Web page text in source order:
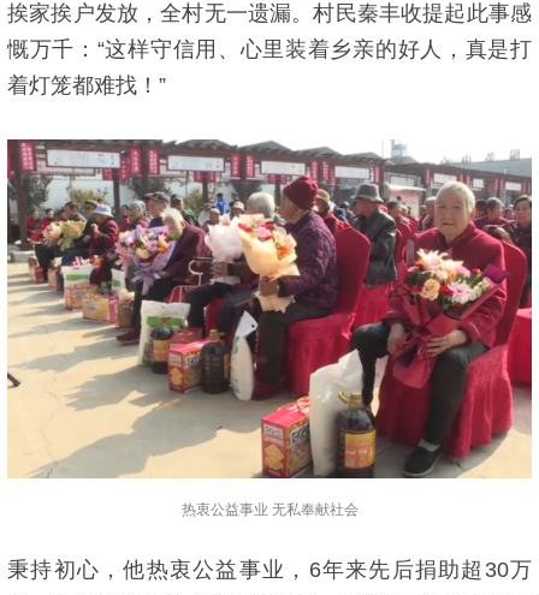
挨家挨户发放，全村无一遗漏。村民秦丰收提起此事感
慨万千：“这样守信用、心里装着乡亲的好人，真是打
着灯笼都难找！”
热衷公益事业 无私奉献社会
秉持初心，他热衷公益事业，6年来先后捐助超30万